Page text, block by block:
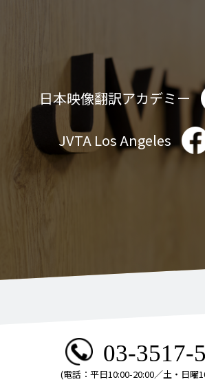
日本映像翻訳アカデミー
JVTA Los Angeles
03-3517-
(電話：平日10:00-20:00／土・日曜